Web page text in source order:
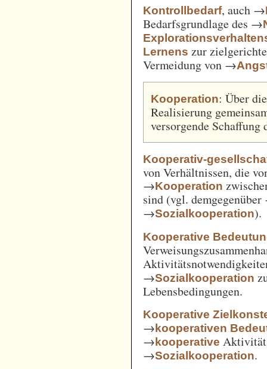
Kontrollbedarf, auch →
Bedarfsgrundlage des →
Lernens zur
Vermeidung von →
Kooperation: Über
Realisierung
versorgende Schaffung
Kooperativ-
von Verhältnissen, die
→Kooperation
sind (vgl.
→Sozialkooperation).
Kooperative
→Sozialkooperation
Lebensbedingungen.
Kooperative
→kooperativen
→kooperative
→Sozialkooperation.